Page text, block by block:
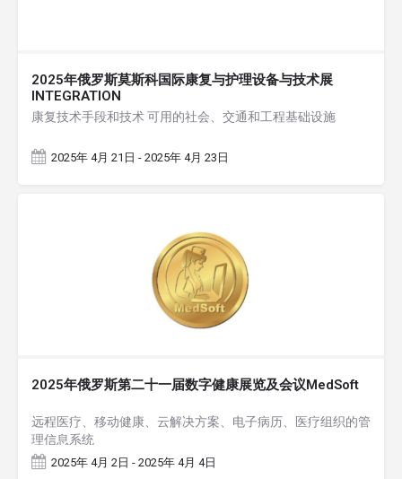
2025年俄罗斯莫斯科国际康复与护理设备与技术展
INTEGRATION
康复技术手段和技术 可用的社会、交通和工程基础设施
2025年 4月 21日 - 2025年 4月 23日
2025年俄罗斯第二十一届数字健康展览及会议MedSoft
远程医疗、移动健康、云解决方案、电子病历、医疗组织的管
理信息系统
2025年 4月 2日 - 2025年 4月 4日